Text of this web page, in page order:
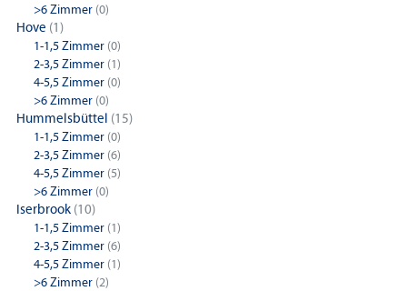
>6 Zimmer (0)
Hove (1)
1-1,5 Zimmer (0)
2-3,5 Zimmer (1)
4-5,5 Zimmer (0)
>6 Zimmer (0)
Hummelsbüttel (15)
1-1,5 Zimmer (0)
2-3,5 Zimmer (6)
4-5,5 Zimmer (5)
>6 Zimmer (0)
Iserbrook (10)
1-1,5 Zimmer (1)
2-3,5 Zimmer (6)
4-5,5 Zimmer (1)
>6 Zimmer (2)